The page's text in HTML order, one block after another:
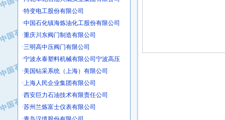
·特变电工股份有限公司
·中国石化镇海炼油化工股份有限公司
·重庆川东阀门制造有限公司
·三明高中压阀门有限公司
·宁波永泰塑料机械有限公司宁波高压
·美国钻采系统（上海）有限公司
·上海人民企业集团有限公司
·西安巨力石油技术有限责任公司
·苏州兰炼富士仪表有限公司
·青岛汉缆股份有限公司